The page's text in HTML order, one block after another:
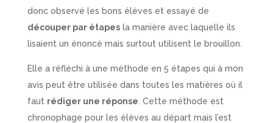
donc observé les bons élèves et essayé de
découper par étapesla manière avec laquelle ils
lisaient un énoncé mais surtout utilisent le brouillon.
Elle a réfléchi à une méthode en 5 étapes qui à mon
avis peut être utilisée dans toutes les matières où il
faut rédiger une réponse . Cette méthode est
chronophage pour les élèves au départ mais l’est